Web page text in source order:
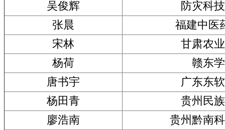
吴俊辉
防灾科
张晨
福建中医
宋林
甘肃农
杨荷
赣东
唐书宇
广东东
杨田青
贵州民
廖浩南
贵州黔南